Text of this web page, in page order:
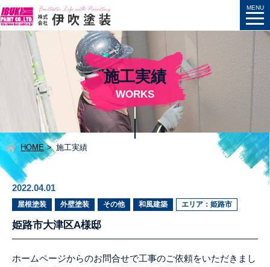
施工実績
WORKS
HOME 施工実績
2022.04.01
屋根塗装 外壁塗装 その他 和風建築 エリア：姫路市
姫路市大津区A様邸
ホームページからのお問合せで工事のご依頼をいただきまし